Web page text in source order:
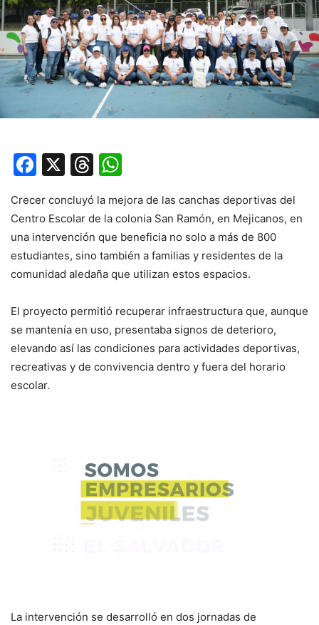
Facebook
X Threads
Crecer concluyó la mejora de las canchas deportivas del
Centro Escolar de la colonia San Ramón, en Mejicanos, en
una intervención que beneficia no solo a más de 800
estudiantes, sino también a familias y residentes de la
comunidad aledaña que utilizan estos espacios.
El proyecto permitió recuperar infraestructura que, aunque
se mantenía en uso, presentaba signos de deterioro,
elevando así las condiciones para actividades deportivas,
recreativas y de convivencia dentro y fuera del horario
escolar.
La intervención se desarrolló en dos jornadas de